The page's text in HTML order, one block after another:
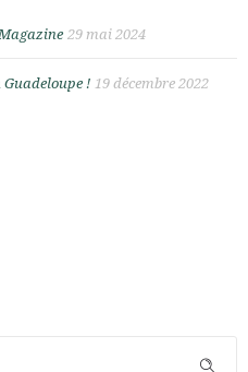
29 mai 2024
! 19 décembre 2022